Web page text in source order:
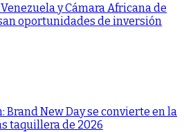
y Cámara Africana de
oportunidades de inversión
Brand New Day se convierte en la
taquillera de 2026